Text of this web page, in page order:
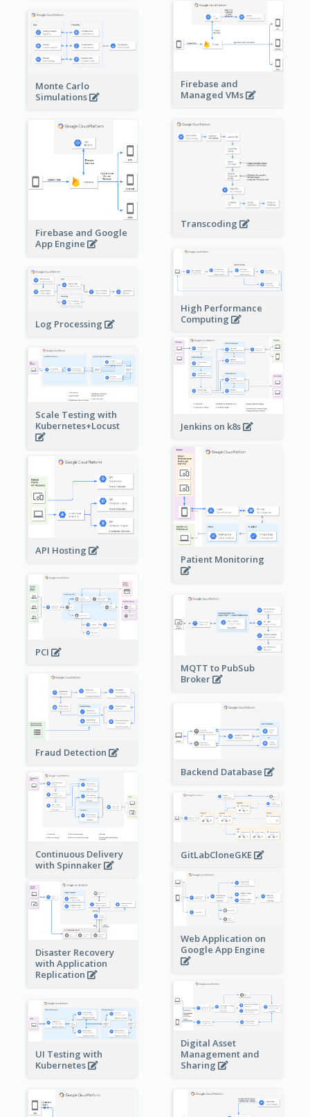
Firebase and
Managed VMs
Monte Carlo
Simulations
Firebase and Google
App Engine
Transcoding
High Performance
Computing
Log Processing
Jenkins on k8s
Scale Testing with
Kubernetes+Locust
Patient Monitoring
API Hosting
PCI
MQTT to PubSub
Broker
Fraud Detection
Backend Database
Continuous Delivery
with Spinnaker
GitLabCloneGKE
Web Application on
Google App Engine
Disaster Recovery
with Application
Replication
Digital Asset
Management and
Sharing
UI Testing with
Kubernetes